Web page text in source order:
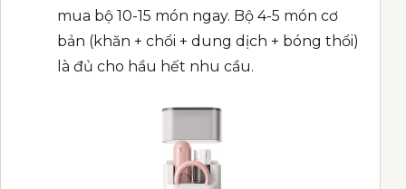
mua bộ 10-15 món ngay. Bộ 4-5 món cơ
bản (khăn + chổi + dung dịch + bóng thổi)
là đủ cho hầu hết nhu cầu.